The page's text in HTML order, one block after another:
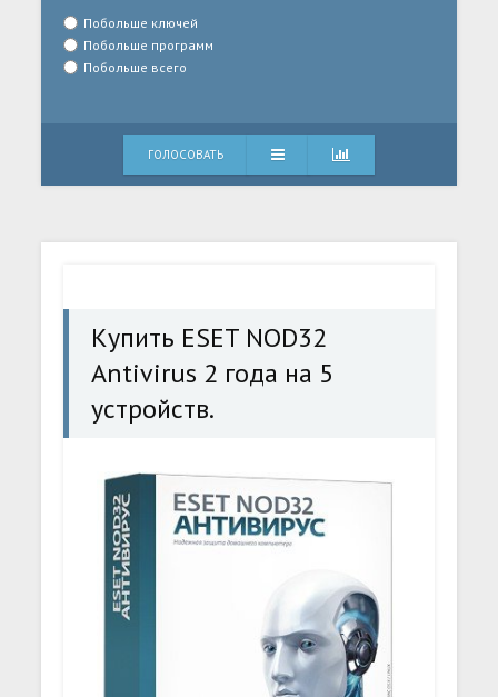
Побольше ключей
Побольше программ
Побольше всего
ГОЛОСОВАТЬ
Купить ESET NOD32
Antivirus 2 года на 5
устройств.